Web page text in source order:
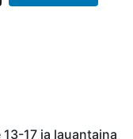
17 ja lauantaina